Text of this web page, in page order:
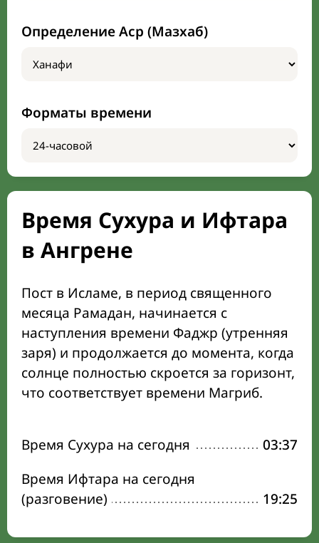
Определение Аср (Мазхаб)
Форматы времени
Время Сухура и Ифтара
в Ангрене
Пост в Исламе, в период священного
месяца Рамадан, начинается с
наступления времени Фаджр (утренняя
заря) и продолжается до момента, когда
солнце полностью скроется за горизонт,
что соответствует времени Магриб.
Время Сухура на сегодня
03:37
Время Ифтара на сегодня
(разговение)
19:25